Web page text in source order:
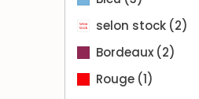
selon stock (2)
Bordeaux (2)
Rouge (1)